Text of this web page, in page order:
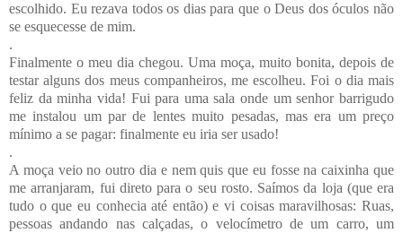
escolhido. Eu rezava todos os dias para que o Deus dos óculos não
se esquecesse de mim.
.
Finalmente o meu dia chegou. Uma moça, muito bonita, depois de
testar alguns dos meus companheiros, me escolheu. Foi o dia mais
feliz da minha vida! Fui para uma sala onde um senhor barrigudo
me instalou um par de lentes muito pesadas, mas era um preço
mínimo a se pagar: finalmente eu iria ser usado!
.
A moça veio no outro dia e nem quis que eu fosse na caixinha que
me arranjaram, fui direto para o seu rosto. Saímos da loja (que era
tudo o que eu conhecia até então) e vi coisas maravilhosas: Ruas,
pessoas andando nas calçadas, o velocímetro de um carro, um